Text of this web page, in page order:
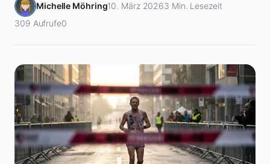
Michelle Möhring10. März 20263 Min. Lesezeit
309 Aufrufe0